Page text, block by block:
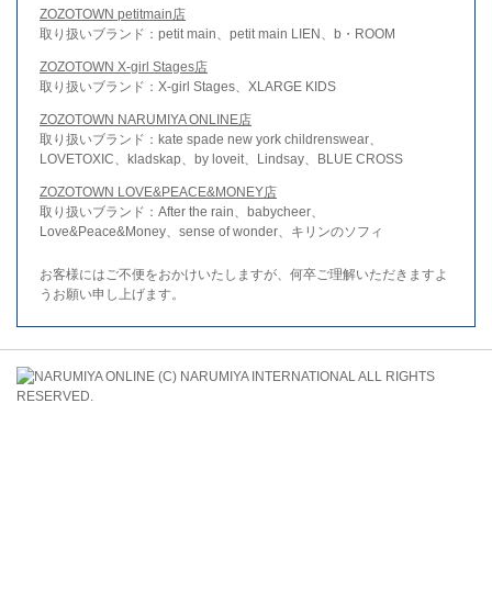
ZOZOTOWN petitmain店
取り扱いブランド：petit main、petit main LIEN、b・ROOM
ZOZOTOWN X-girl Stages店
取り扱いブランド：X-girl Stages、XLARGE KIDS
ZOZOTOWN NARUMIYA ONLINE店
取り扱いブランド：kate spade new york childrenswear、
LOVETOXIC、kladskap、by loveit、Lindsay、BLUE CROSS
ZOZOTOWN LOVE&PEACE&MONEY店
取り扱いブランド：After the rain、babycheer、
Love&Peace&Money、sense of wonder、キリンのソフィ
お客様にはご不便をおかけいたしますが、何卒ご理解いただきますよ
うお願い申し上げます。